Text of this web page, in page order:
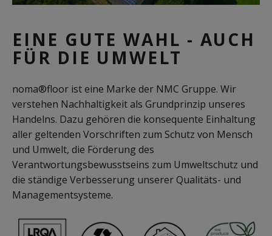
EINE GUTE WAHL - AUCH
FÜR DIE UMWELT
noma®floor ist eine Marke der NMC Gruppe. Wir
verstehen Nachhaltigkeit als Grundprinzip unseres
Handelns. Dazu gehören die konsequente Einhaltung
aller geltenden Vorschriften zum Schutz von Mensch
und Umwelt, die Förderung des
Verantwortungsbewusstseins zum Umweltschutz und
die ständige Verbesserung unserer Qualitäts- und
Managementsysteme.